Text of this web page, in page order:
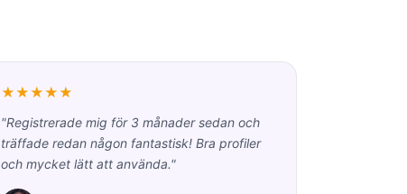
★★★★★
"Registrerade mig för 3 månader sedan och
träffade redan någon fantastisk! Bra profiler
och mycket lätt att använda."